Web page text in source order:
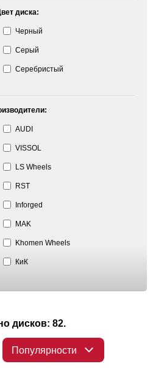
диска:
Черный
Серый
Серебристый
AUDI
VISSOL
LS Wheels
RST
Inforged
MAK
Khomen Wheels
КиК
дисков: 82.
Популярности